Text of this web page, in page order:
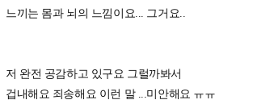
느끼는 몸과 뇌의 느낌이요... 그거요..
저 완전 공감하고 있구요 그럴까봐서
겁내해요 죄송해요 이런 말 ...미안해요 ㅠㅠ